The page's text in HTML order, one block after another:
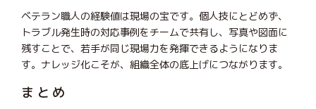
ベテラン職人の経験値は現場の宝です。個人技にとどめず、
トラブル発生時の対応事例をチームで共有し、写真や図面に
残すことで、若手が同じ現場力を発揮できるようになりま
す。ナレッジ化こそが、組織全体の底上げにつながります。
まとめ